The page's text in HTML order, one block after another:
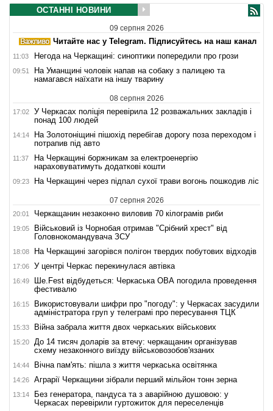
ОСТАННІ НОВИНИ
09 серпня 2026
Читайте нас у Telegram. Підписуйтесь на наш канал
11:03 Негода на Черкащині: синоптики попередили про грози
09:51
На Уманщині чоловік напав на собаку з палицею та
намагався наїхати на іншу тварину
08 серпня 2026
17:02
У Черкасах поліція перевірила 12 розважальних закладів і
понад 100 людей
14:14
На Золотоніщині пішохід перебігав дорогу поза переходом і
потрапив під авто
11:37
На Черкащині боржникам за електроенергію
нараховуватимуть додаткові кошти
09:23 На Черкащині через підпал сухої трави вогонь пошкодив ліс
07 серпня 2026
20:01 Черкащанин незаконно виловив 70 кілограмів риби
19:05
Військовий із Чорнобая отримав "Срібний хрест" від
Головнокомандувача ЗСУ
18:08 На Черкащині загорівся полігон твердих побутових відходів
17:06 У центрі Черкас перекинулася автівка
16:49
Ше.Fest відбудеться: Черкаська ОВА погодила проведення
фестивалю
16:15
Використовували шифри про "погоду": у Черкасах засудили
адміністратора груп у телеграмі про пересування ТЦК
15:33 Війна забрала життя двох черкаських військових
15:20
До 14 тисяч доларів за втечу: черкащанин організував
схему незаконного виїзду військовозобов'язаних
14:44 Вічна пам'ять: пішла з життя черкаська освітянка
14:26 Аграрії Черкащини зібрали перший мільйон тонн зерна
13:14
Без генератора, пандуса та з аварійною душовою: у
Черкасах перевірили гуртожиток для переселенців